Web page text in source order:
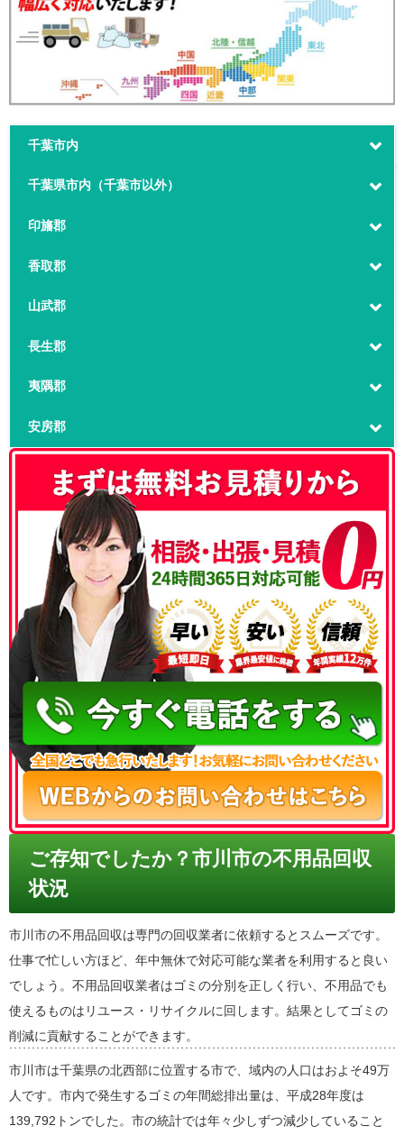
千葉市内
千葉県市内（千葉市以外）
印旛郡
香取郡
山武郡
長生郡
夷隅郡
安房郡
050-3186-4780
ご存知でしたか？市川市の不用品回収
状況
市川市の不用品回収は専門の回収業者に依頼するとスムーズです。
仕事で忙しい方ほど、年中無休で対応可能な業者を利用すると良い
でしょう。不用品回収業者はゴミの分別を正しく行い、不用品でも
使えるものはリユース・リサイクルに回します。結果としてゴミの
削減に貢献することができます。
市川市は千葉県の北西部に位置する市で、域内の人口はおよそ49万
人です。市内で発生するゴミの年間総排出量は、平成28年度は
139,792トンでした。市の統計では年々少しずつ減少していること